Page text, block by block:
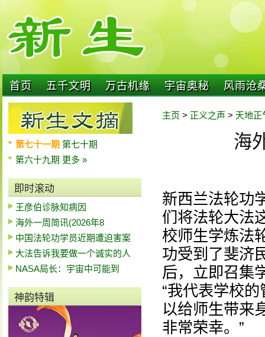
首页 五千文明 万古机缘 宇宙奥秘 风雨沧
第七十一期 第七十期
第六十九期 更多 »
即时滚动
王彦伯诊脉知病因
海外一周简讯(2026年8
中国法轮功学员近期遭迫害案
大法告诉我要做一个诚实的人
NASA局长：宇宙中可能到
神韵特辑
主页 > 正义之声 > 天地正
海
新西兰法轮功
们将法轮大法
校师生学炼法
功受到了斐济
后，立即召集
“我代表学校
以给师生带来
非常荣幸。”